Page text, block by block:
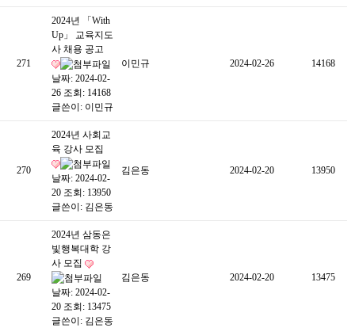
271
2024년 「With
Up」 교육지도
사 채용 공고
날짜: 2024-02-
26 조회: 14168
글쓴이: 이민규
이민규 2024-02-26 14168
270
2024년 사회교
육 강사 모집
날짜: 2024-02-
20 조회: 13950
글쓴이: 김은동
김은동 2024-02-20 13950
269
2024년 삼동은
빛행복대학 강
사 모집
날짜: 2024-02-
20 조회: 13475
글쓴이: 김은동
김은동 2024-02-20 13475